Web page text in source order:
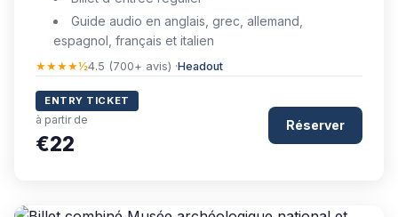
Guide audio en anglais, grec, allemand,
espagnol, français et italien
★★★★½4.5 (700+ avis) ·Headout
ENTRY TICKET
à partir de
€22
Réserver